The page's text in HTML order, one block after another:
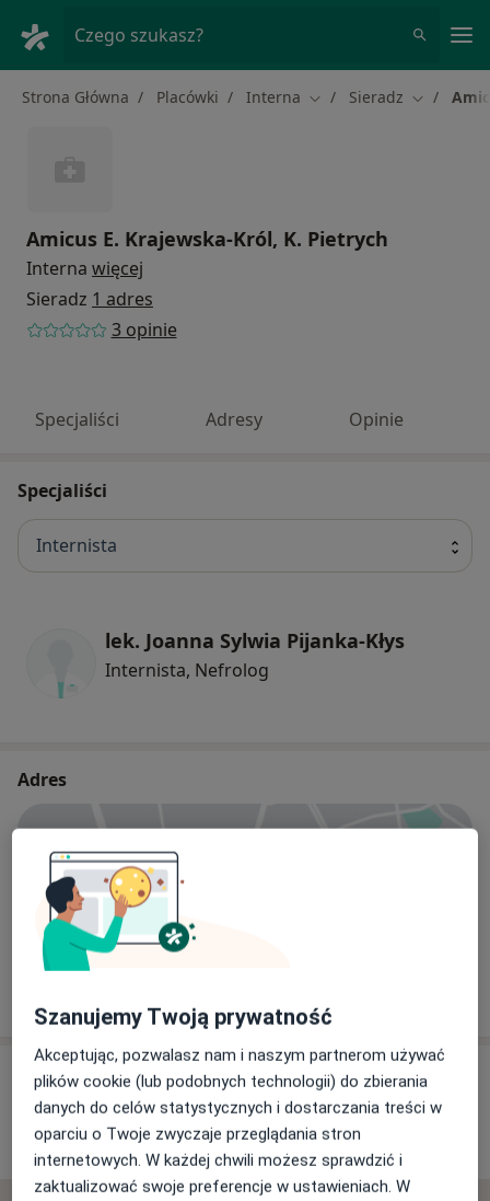
Czego szukasz?
Strona Główna Placówki Interna Zmień miasto
Sieradz Zmień
Amicus E. Krajewska-Król, K. Pietrych
Interna więcej
Sieradz 1 adres
3 opinie
Specjaliści Adresy Opinie
Specjaliści
Internista
lek. Joanna Sylwia Pijanka-Kłys
Internista, Nefrolog
Adres
Amicus E. Krajewska-Król, K. Pietrych
Opinie o specjalistach (3)
3 opinie
Szanujemy Twoją prywatność
Akceptując, pozwalasz nam i naszym partnerom używać
plików cookie (lub podobnych technologii) do zbierania
danych do celów statystycznych i dostarczania treści w
oparciu o Twoje zwyczaje przeglądania stron
internetowych. W każdej chwili możesz sprawdzić i
zaktualizować swoje preferencje w ustawieniach. W